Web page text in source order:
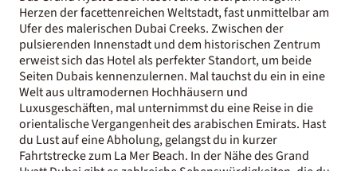
Herzen der facettenreichen Weltstadt, fast unmittelbar am
Ufer des malerischen Dubai Creeks. Zwischen der
pulsierenden Innenstadt und dem historischen Zentrum
erweist sich das Hotel als perfekter Standort, um beide
Seiten Dubais kennenzulernen. Mal tauchst du ein in eine
Welt aus ultramodernen Hochhäusern und
Luxusgeschäften, mal unternimmst du eine Reise in die
orientalische Vergangenheit des arabischen Emirats. Hast
du Lust auf eine Abholung, gelangst du in kurzer
Fahrtstrecke zum La Mer Beach. In der Nähe des Grand